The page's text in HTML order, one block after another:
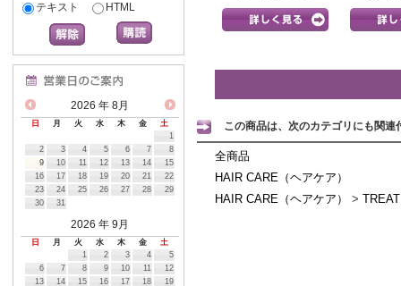
テキスト HTML
2026 年 8月
日 月 火 水 木 金
土
1
2
3 4 5 6 7
8
9
10 11 12 13 14
15
16
17 18 19 20 21
22
23
24 25 26 27 28
29
30
31
2026 年 9月
日 月 火 水 木 金
土
1
2 3 4
5
6
7 8 9 10 11
12
13
14 15 16 17 18
19
この商品は、次のカテゴリにも関連
全商品
HAIR CARE（ヘアケア）
HAIR CARE（ヘアケア） >